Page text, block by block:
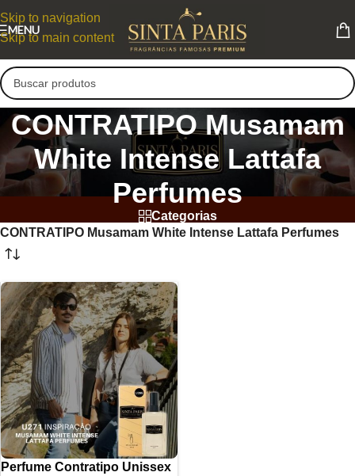
Skip to navigation
Skip to main content
MENU
CONTRATIPO Musamam
White Intense Lattafa
Perfumes
Categorias
CONTRATIPO Musamam White Intense Lattafa Perfumes
Perfume Contratipo Unissex